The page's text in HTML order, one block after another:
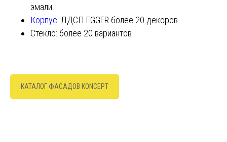
эмали
Корпус: ЛДСП EGGER более 20 декоров
Стекло: более 20 вариантов
КАТАЛОГ ФАСАДОВ KONCEPT